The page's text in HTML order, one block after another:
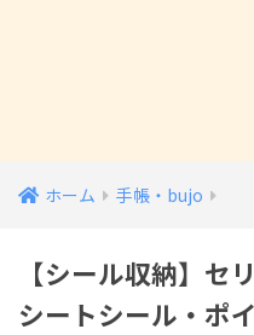
ホーム 手帳・bujo
【シール収納】
シートシール・ポ